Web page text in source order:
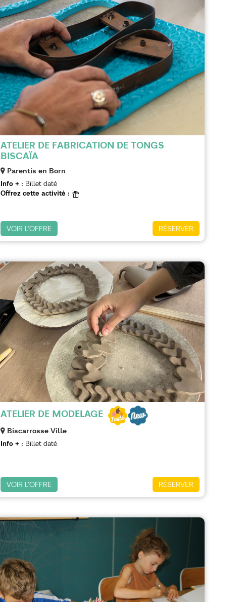
ATELIER DE FABRICATION DE TONGS
BISCAÏA
Parentis en Born
Info + : Billet daté
Offrez cette activité :
RÉSERVER
VOIR L'OFFRE
ATELIER DE MODELAGE
Biscarrosse Ville
Info + : Billet daté
RÉSERVER
VOIR L'OFFRE